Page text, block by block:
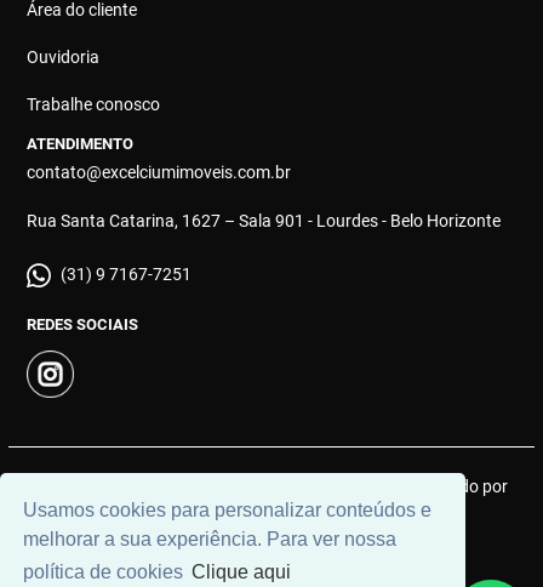
Usamos cookies para personalizar conteúdos e
melhorar a sua experiência. Para ver nossa
política de cookies Clique aqui
Área do cliente
Ouvidoria
Trabalhe conosco
ATENDIMENTO
contato@excelciumimoveis.com.br
Rua Santa Catarina, 1627 – Sala 901 - Lourdes - Belo Horizonte
(31) 9 7167-7251
REDES SOCIAIS
© 2026 | Excelcium Imóveis | CRECI: MGJ 9183 | Desenvolvido por
Universal Software.